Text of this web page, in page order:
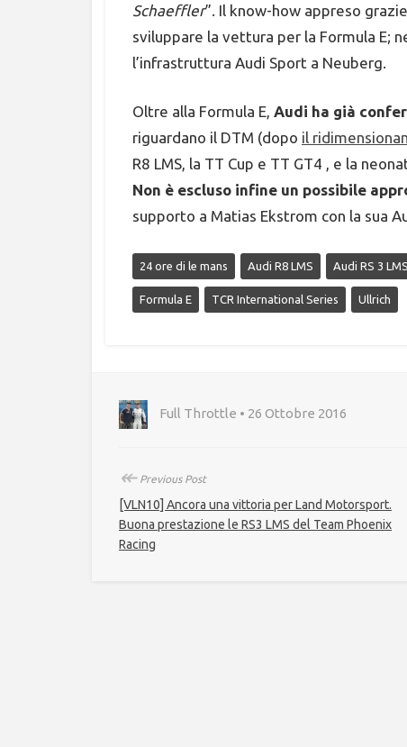
Schaeffler”. Il know-how appreso
sviluppare la vettura per la Formula E;
l’infrastruttura Audi Sport a Neuberg.
Oltre alla Formula E, Audi ha già
riguardano il DTM (dopo il
R8 LMS, la TT Cup e TT GT4 , e la
Non è escluso infine un possibile
supporto a Matias Ekstrom con la sua
24 ore di le mans Audi R8 LMS Audi RS 3 LMS
Formula E TCR International Series Ullrich
Full Throttle • 26 Ottobre 2016
↞Previous Post
[VLN10] Ancora una vittoria per Land Motorsport.
Buona prestazione le RS3 LMS del Team Phoenix
Racing